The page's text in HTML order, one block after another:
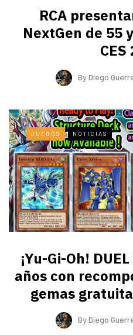
RCA
NextGen de 55
CES
ByDiego
JUEGOS NOTICIAS
¡Yu-Gi-Oh!
años con
gemas
ByDiego